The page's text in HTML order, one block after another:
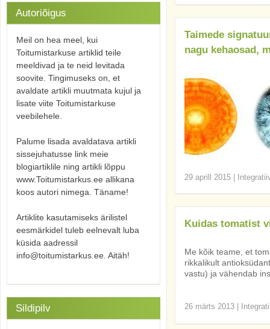
Taimede
nagu kehaosad,
29 aprill 2015
Kuidas tomatist
Me kõik teame, et
rikkalikult
vastu) ja vähendab
26 märts 2013
Autoriõigus
Meil on hea meel, kui
Toitumistarkuse artiklid teile
meeldivad ja te neid levitada
soovite. Tingimuseks on, et
avaldate artikli muutmata kujul ja
lisate viite Toitumistarkuse
veebilehele.
Palume lisada avaldatava artikli
sissejuhatusse link meie
blogiartiklile ning artikli lõppu
www.Toitumistarkus.ee allikana
koos autori nimega. Täname!
Artiklite kasutamiseks ärilistel
eesmärkidel tuleb eelnevalt luba
küsida aadressil
info@toitumistarkus.ee. Aitäh!
Sildipilv